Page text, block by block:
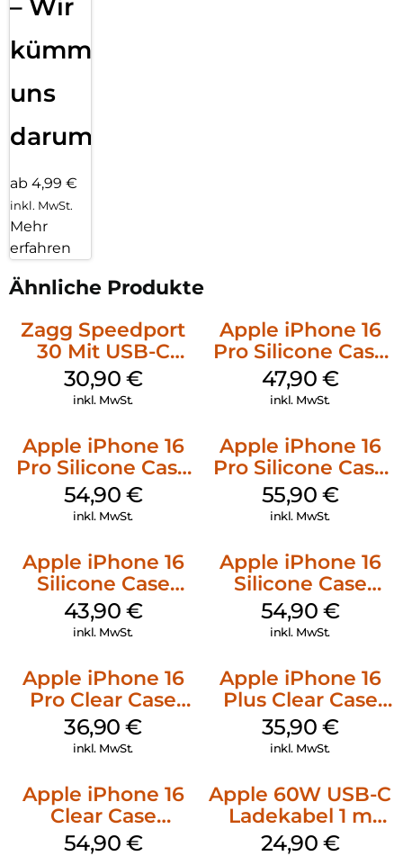
– Wir
kümmern
uns
darum!
ab 4,99 €
inkl. MwSt.
Mehr
erfahren
Ähnliche Produkte
Zagg Speedport
30 Mit USB-C
Kabel Weiß
30,90 €
inkl. MwSt.
Apple iPhone 16
Pro Silicone Case
MagSafe Denim
47,90 €
inkl. MwSt.
Apple iPhone 16
Pro Silicone Case
MagSafe Black
54,90 €
inkl. MwSt.
Apple iPhone 16
Pro Silicone Case
MagSafe Stone
Gray
55,90 €
inkl. MwSt.
Apple iPhone 16
Silicone Case
MagSafe Plum
43,90 €
inkl. MwSt.
Apple iPhone 16
Silicone Case
MagSafe Black
54,90 €
inkl. MwSt.
Apple iPhone 16
Pro Clear Case
MagSafe
Transparent
36,90€
inkl. MwSt.
Apple iPhone 16
Plus Clear Case
MagSafe
Transparent
35,90 €
inkl. MwSt.
Apple iPhone 16
Clear Case
MagSafe
54,90 €
Apple 60W USB-C
Ladekabel 1 m
Weiß
24,90 €